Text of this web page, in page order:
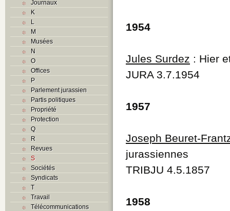
Journaux
K
L
M
Musées
N
O
Offices
P
Parlement jurassien
Partis politiques
Propriété
Protection
Q
R
Revues
S
Sociétés
Syndicats
T
Travail
Télécommunications
1954
Jules Surdez : Hier
JURA 3.7.1954
1957
Joseph Beuret-
jurassiennes
TRIBJU 4.5.1857
1958